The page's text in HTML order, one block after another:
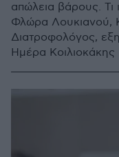
απώλεια βάρους. Τι
Φλώρα Λουκιανού,
Διατροφολόγος,
Ημέρα Κοιλιοκάκης